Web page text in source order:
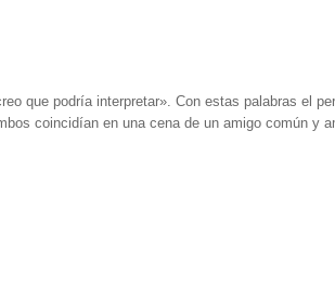
que podría interpretar». Con estas palabras el
coincidían en una cena de un amigo común y